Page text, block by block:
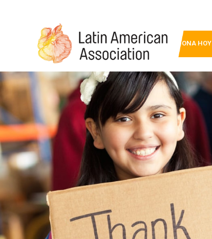
DONA HOY